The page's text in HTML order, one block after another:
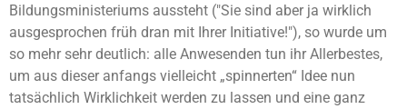
Bildungsministeriums aussteht ("Sie sind aber ja wirklich
ausgesprochen früh dran mit Ihrer Initiative!"), so wurde um
so mehr sehr deutlich: alle Anwesenden tun ihr Allerbestes,
um aus dieser anfangs vielleicht „spinnerten“ Idee nun
tatsächlich Wirklichkeit werden zu lassen und eine ganz